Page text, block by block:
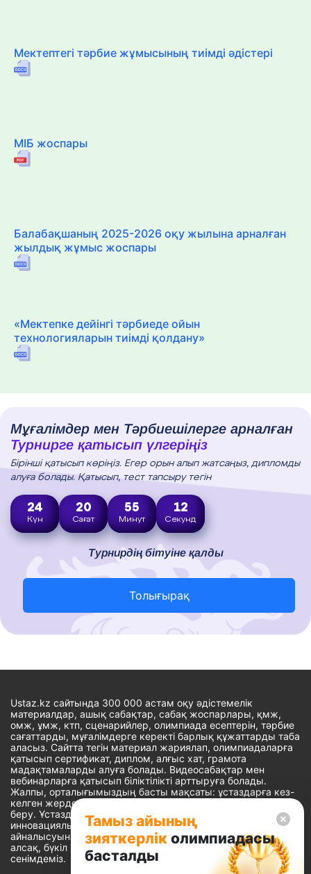
Тамыз айының
зияткерлік олимпиадасы
басталды
Мектептегі тәрбие жұмысының тиімді әдістері
МІБ жоспары
Балабақшаның 2025-2026 оқу жылына арналған
жылдық жұмыс жоспары
«Мектепке дейінгі тәрбиеде ойын
технологияларын тиімді қолдану»
Мұғалімдер мен Тәрбиешілерге арналған
Турнирге қатысып үлгеріңіз
Бірінші қатысып көріңіз. Егер орын алып жатсаңыз, дипломды
алуға болады. Қатысып, тест тапсыру тегін
24
Күн
20
Сағат
55
Минут
11
Секунд
Турнирдің бітуіне қалды
Толығырақ
Ustaz.kz сайтында 300 000 астам оқу әдістемелік
материалдар, ашық сабақтар, сабақ жоспарлары, қмж,
омж, ұмж, ктп, сценарийлер, олимпиада есептерін, тәрбие
сағаттарды, мұғалімдерге керекті барлық құжаттарды таба
аласыз. Сайтта тегін материал жариялап, олимпиадаларға
қатысып сертификат, диплом, алғыс хат, грамота
мадақтамаларды алуға болады. Видеосабақтар мен
вебинарларға қатысып біліктілікті арттыруға болады.
Жалпы, орталығымыздың басты мақсаты: ұстаздарға кез-
келген жерде, кез-келген уақытта білім алуына мүмкіндік
беру. Ұстаздардың барлық өзекті мәселелеріне
инновациялық шешім тауып, шығармашылық жұмыспен
айналысуына уақыт сыйлау. «Ұстаздарға сапалы білім бере
алсақ, бүкіл Қазақ еліне білім бере аламыз» - деген
сенімдеміз.